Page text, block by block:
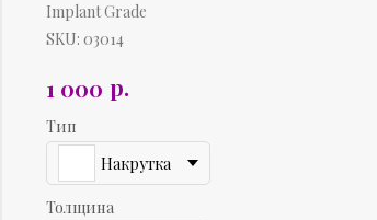
Implant Grade
SKU: 03014
1 000 р.
Тип
Накрутка
Толщина